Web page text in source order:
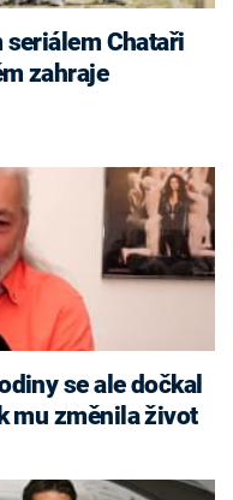
zahraje
se ale dočkal
mu změnila život